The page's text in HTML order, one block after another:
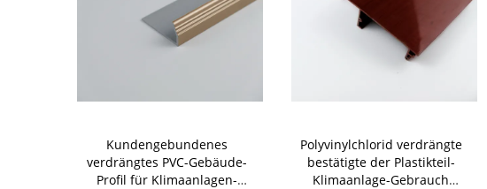
Kundengebundenes
verdrängtes PVC-Gebäude-
Profil für Klimaanlagen-
Polyvinylchlorid verdrängte
bestätigte der Plastikteil-
Klimaanlage-Gebrauch